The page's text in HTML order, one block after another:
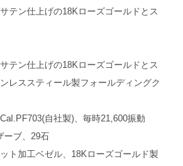
テン仕上げの18Kローズゴールドとス
テン仕上げの18Kローズゴールドとス
レススティール製フォールディングク
自社製)、毎時21,600振動
ーブ、29石
ト加工ベゼル、18Kローズゴールド製